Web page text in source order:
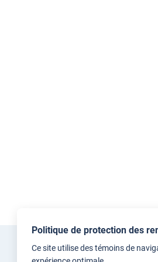
Politique de protection des
Ce site utilise des témoins de